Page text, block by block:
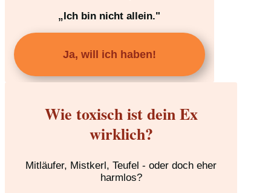
„Ich bin nicht allein."
Ja, will ich haben!
Wie toxisch ist dein Ex
wirklich?
Mitläufer, Mistkerl, Teufel - oder doch eher
harmlos?